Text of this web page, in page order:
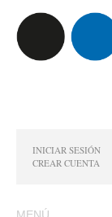
INICIAR SESIÓN
CREAR CUENTA
MENÚ